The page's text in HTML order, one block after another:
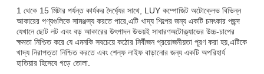
1 থেকে 15 মিটার পর্যন্ত কার্যকর দৈর্ঘ্যের সাথে, LUY কম্পোজিট অটোক্লেভ বিভিন্ন
আকারের পণ্যগুলিকে সামঞ্জস্য করতে পারে,এটি খাদ্য শিল্পের জন্য একটি চমৎকার পছন্দ
যেখানে ছোট লট এবং বড় আকারের উৎপাদন উভয়ই সাধারণঅটোক্ল্যাভের উচ্চ-চাপের
ক্ষমতা নিশ্চিত করে যে এমনকি সবচেয়ে কঠোর নির্বীজন প্রয়োজনীয়তা পূরণ করা হয়,এটিকে
খাদ্য নিরাপত্তা নিশ্চিত করতে এবং শেল্ফ লাইফ বাড়ানোর জন্য একটি অপরিহার্য
হাতিয়ার হিসেবে গড়ে তোলা.